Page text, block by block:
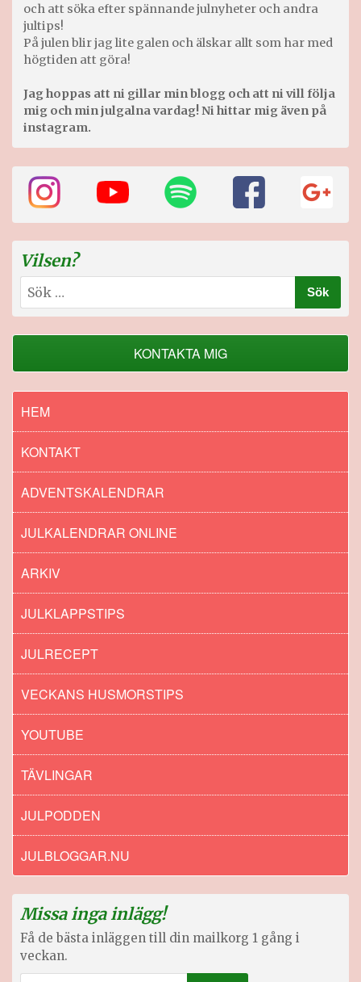
och att söka efter spännande julnyheter och andra
jultips!
På julen blir jag lite galen och älskar allt som har med
högtiden att göra!
Jag hoppas att ni gillar min blogg och att ni vill följa
mig och min julgalna vardag! Ni hittar mig även på
instagram.
Vilsen?
Sök
efter:
KONTAKTA MIG
HEM
KONTAKT
ADVENTSKALENDRAR
JULKALENDRAR ONLINE
ARKIV
JULKLAPPSTIPS
JULRECEPT
VECKANS HUSMORSTIPS
YOUTUBE
TÄVLINGAR
JULPODDEN
JULBLOGGAR.NU
Missa inga inlägg!
Få de bästa inläggen till din mailkorg 1 gång i
veckan.